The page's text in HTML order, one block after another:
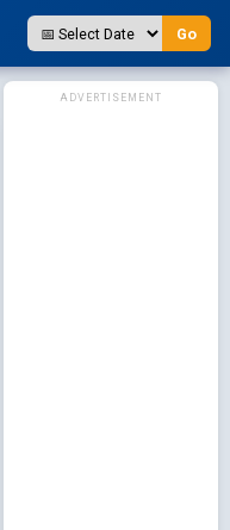
Go
ADVERTISEMENT